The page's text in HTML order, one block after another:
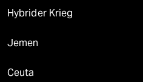
Hybrider Krieg
Jemen
Ceuta